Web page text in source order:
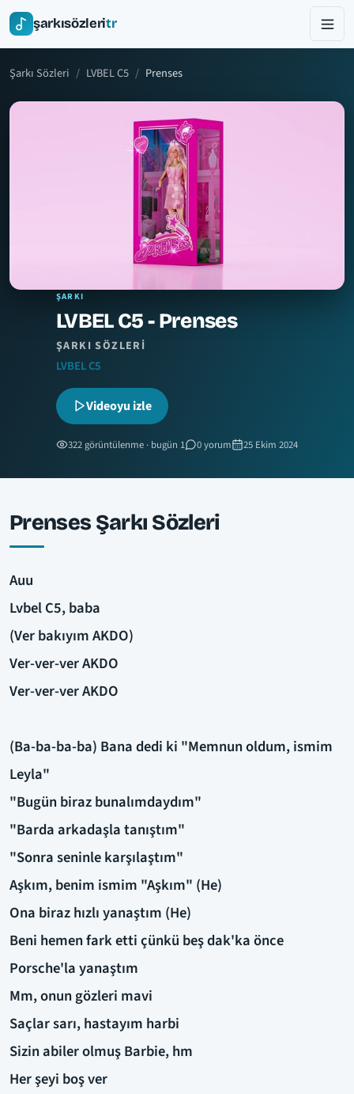
şarkısözleritr
Şarkı Sözleri LVBEL C5 Prenses
ŞARKI
LVBEL C5 - Prenses
ŞARKI SÖZLERI
LVBEL C5
Videoyu izle
322 görüntülenme · bugün 1 0 yorum 25 Ekim 2024
Prenses Şarkı Sözleri
Auu
Lvbel C5, baba
(Ver bakıyım AKDO)
Ver-ver-ver AKDO
Ver-ver-ver AKDO
(Ba-ba-ba-ba) Bana dedi ki "Memnun oldum, ismim
Leyla"
"Bugün biraz bunalımdaydım"
"Barda arkadaşla tanıştım"
"Sonra seninle karşılaştım"
Aşkım, benim ismim "Aşkım" (He)
Ona biraz hızlı yanaştım (He)
Beni hemen fark etti çünkü beş dak'ka önce
Porsche'la yanaştım
Mm, onun gözleri mavi
Saçlar sarı, hastayım harbi
Sizin abiler olmuş Barbie, hm
Her şeyi boş ver